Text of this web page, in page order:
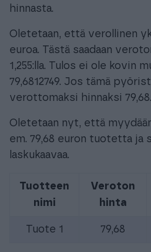
hinnasta.
Oletetaan, että verollinen
euroa. Tästä saadaan
1,255:lla. Tulos ei ole kovin
79,6812749. Jos tämä
verottomaksi hinnaksi 79,68.
Oletetaan nyt, että
em. 79,68 euron tuotetta ja
laskukaavaa.
Tuotteen
nimi
Veroton
hinta
Tuote 1 79,68